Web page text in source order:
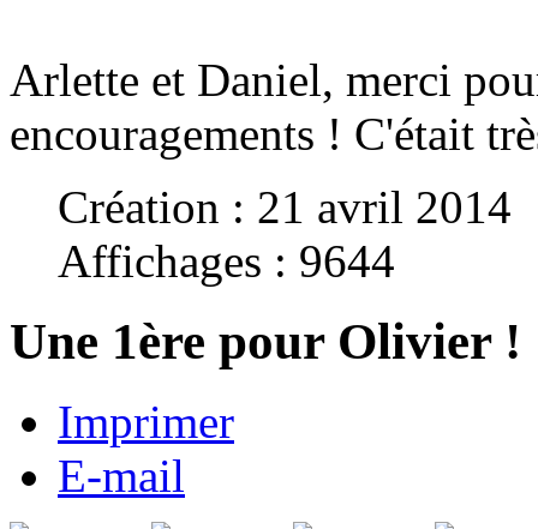
Arlette et Daniel, merci
encouragements ! C'était
Création : 21 avril 2014
Affichages : 9644
Une 1ère pour Olivier !
Imprimer
E-mail